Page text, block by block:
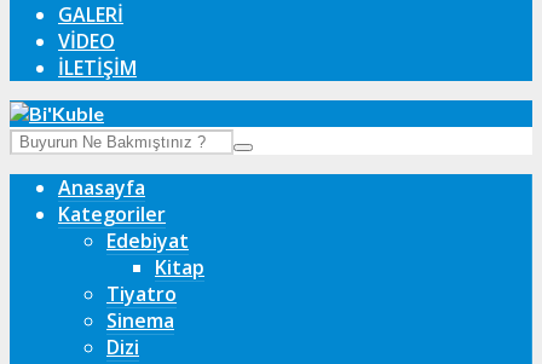
GALERI
VIDEO
İLETIŞIM
Anasayfa
Kategoriler
Edebiyat
Kitap
Tiyatro
Sinema
Dizi